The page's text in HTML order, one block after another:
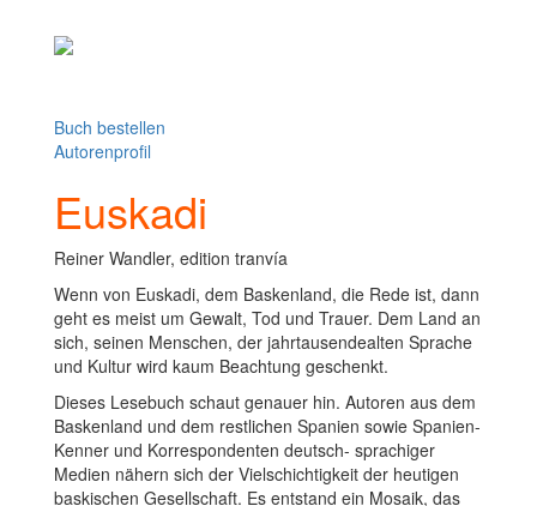
Buch bestellen
Autorenprofil
Euskadi
Reiner Wandler, edition tranvía
Wenn von Euskadi, dem Baskenland, die Rede ist, dann
geht es meist um Gewalt, Tod und Trauer. Dem Land an
sich, seinen Menschen, der jahrtausendealten Sprache
und Kultur wird kaum Beachtung geschenkt.
Dieses Lesebuch schaut genauer hin. Autoren aus dem
Baskenland und dem restlichen Spanien sowie Spanien-
Kenner und Korrespondenten deutsch- sprachiger
Medien nähern sich der Vielschichtigkeit der heutigen
baskischen Gesellschaft. Es entstand ein Mosaik, das